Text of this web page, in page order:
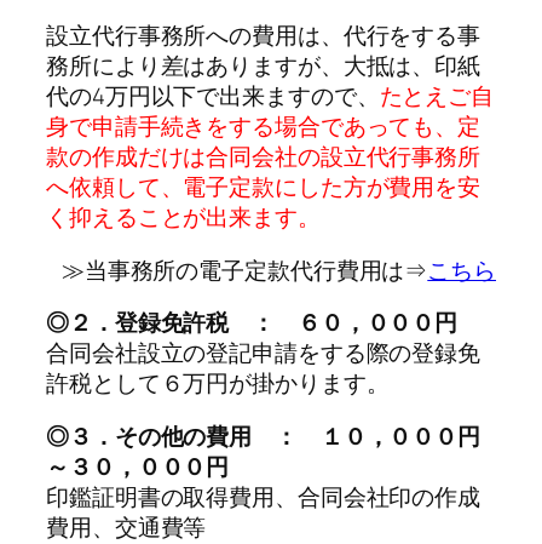
設立代行事務所への費用は、代行をする事
務所により差はありますが、大抵は、印紙
代の4万円以下で出来ますので、 たとえご自
身で申請手続きをする場合であっても、定
款の作成だけは合同会社の設立代行事務所
へ依頼して、電子定款にした方が費用を安
く抑えることが出来ます。
≫当事務所の電子定款代行費用は⇒こちら
◎２．登録免許税 ： ６０，０００円
合同会社設立の登記申請をする際の登録免
許税として６万円が掛かります。
◎３．その他の費用 ： １０，０００円
～３０，０００円
印鑑証明書の取得費用、合同会社印の作成
費用、交通費等